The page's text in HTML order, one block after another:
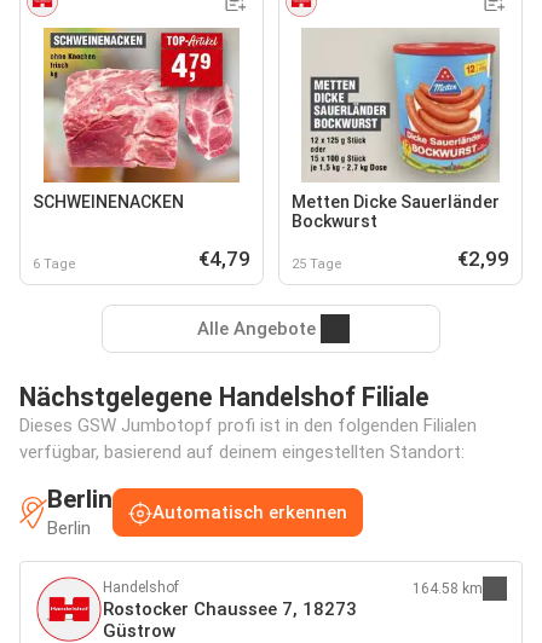
SCHWEINENACKEN
6 Tage €4,79
Metten Dicke Sauerländer
Bockwurst
25 Tage €2,99
Alle Angebote
Nächstgelegene Handelshof Filiale
Dieses GSW Jumbotopf profi ist in den folgenden Filialen
verfügbar, basierend auf deinem eingestellten Standort:
Berlin
Berlin
Automatisch erkennen
Handelshof
Rostocker Chaussee 7, 18273
Güstrow
164.58 km